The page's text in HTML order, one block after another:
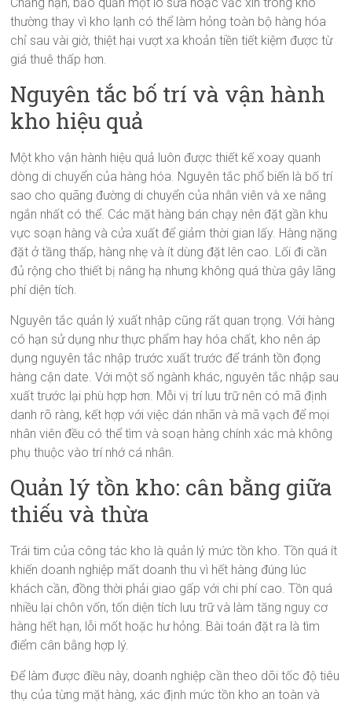
thường thay vì kho lạnh có thể làm hỏng toàn bộ hàng hóa
chỉ sau vài giờ, thiệt hại vượt xa khoản tiền tiết kiệm được từ
giá thuê thấp hơn.
Nguyên tắc bố trí và vận hành
kho hiệu quả
Một kho vận hành hiệu quả luôn được thiết kế xoay quanh
dòng di chuyển của hàng hóa. Nguyên tắc phổ biến là bố trí
sao cho quãng đường di chuyển của nhân viên và xe nâng
ngắn nhất có thể. Các mặt hàng bán chạy nên đặt gần khu
vực soạn hàng và cửa xuất để giảm thời gian lấy. Hàng nặng
đặt ở tầng thấp, hàng nhẹ và ít dùng đặt lên cao. Lối đi cần
đủ rộng cho thiết bị nâng hạ nhưng không quá thừa gây lãng
phí diện tích.
Nguyên tắc quản lý xuất nhập cũng rất quan trọng. Với hàng
có hạn sử dụng như thực phẩm hay hóa chất, kho nên áp
dụng nguyên tắc nhập trước xuất trước để tránh tồn đọng
hàng cận date. Với một số ngành khác, nguyên tắc nhập sau
xuất trước lại phù hợp hơn. Mỗi vị trí lưu trữ nên có mã định
danh rõ ràng, kết hợp với việc dán nhãn và mã vạch để mọi
nhân viên đều có thể tìm và soạn hàng chính xác mà không
phụ thuộc vào trí nhớ cá nhân.
Quản lý tồn kho: cân bằng giữa
thiếu và thừa
Trái tim của công tác kho là quản lý mức tồn kho. Tồn quá ít
khiến doanh nghiệp mất doanh thu vì hết hàng đúng lúc
khách cần, đồng thời phải giao gấp với chi phí cao. Tồn quá
nhiều lại chôn vốn, tốn diện tích lưu trữ và làm tăng nguy cơ
hàng hết hạn, lỗi mốt hoặc hư hỏng. Bài toán đặt ra là tìm
điểm cân bằng hợp lý.
Để làm được điều này, doanh nghiệp cần theo dõi tốc độ tiêu
thụ của từng mặt hàng, xác định mức tồn kho an toàn và